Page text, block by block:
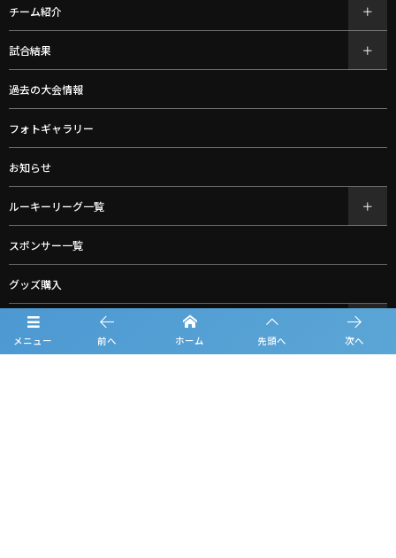
メニュー 前へ ホーム 先頭へ 次へ
チーム紹介
試合結果
過去の大会情報
フォトギャラリー
お知らせ
ルーキーリーグ一覧
スポンサー一覧
グッズ購入
お問合せ